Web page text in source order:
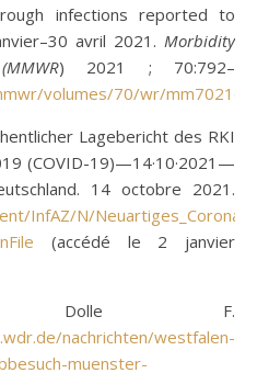
infections reported to
avril 2021. Morbidity
MMWR) 2021 ; 70:792–
volumes/70/wr/
Lagebericht des RKI
(COVID-19)—14·10·2021—
14 octobre 2021.
InfAZ/N/
(accédé le 2 janvier
F.
nachrichten/westfalen-
muenster-